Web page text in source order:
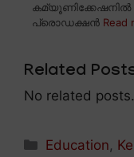
പ്രൊഡക്ഷൻ Read
Related
No related posts.
Categories
Education,